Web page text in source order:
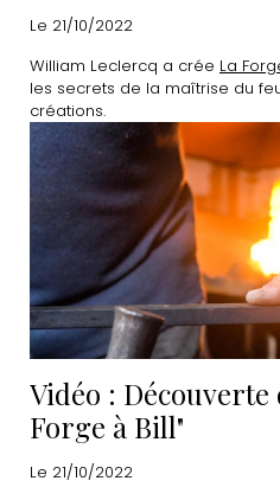
Le 21/10/2022
William Leclercq a crée La
les secrets de la maîtrise du
créations.
Vidéo :
Forge à Bill"
Le 21/10/2022